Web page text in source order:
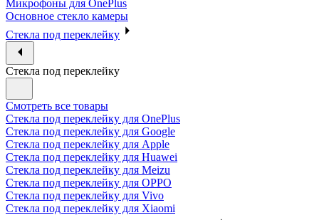
Микрофоны для OnePlus
Основное стекло камеры
Стекла под переклейку
Стекла под переклейку
Смотреть все товары
Стекла под переклейку для OnePlus
Стекла под переклейку для Google
Стекла под переклейку для Apple
Стекла под переклейку для Huawei
Стекла под переклейку для Meizu
Стекла под переклейку для OPPO
Стекла под переклейку для Vivo
Стекла под переклейку для Xiaomi